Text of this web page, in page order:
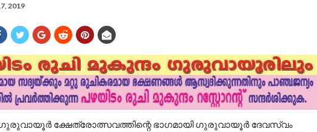
2019
ക്ഷേത്രോത്സവത്തിന്റെ ഭാഗമായി ഗുരുവായൂര്‍ ദേവസ്വം